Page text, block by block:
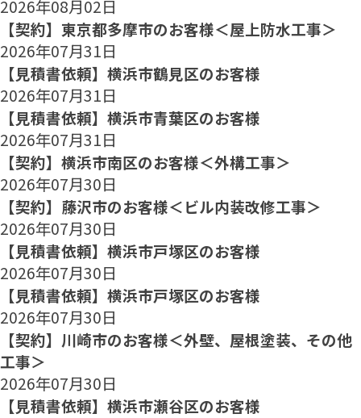
2026年08月02日
【契約】東京都多摩市のお客様＜屋上防水工事＞
2026年07月31日
【見積書依頼】横浜市鶴見区のお客様
2026年07月31日
【見積書依頼】横浜市青葉区のお客様
2026年07月31日
【契約】横浜市南区のお客様＜外構工事＞
2026年07月30日
【契約】藤沢市のお客様＜ビル内装改修工事＞
2026年07月30日
【見積書依頼】横浜市戸塚区のお客様
2026年07月30日
【見積書依頼】横浜市戸塚区のお客様
2026年07月30日
【契約】川崎市のお客様＜外壁、屋根塗装、その他
工事＞
2026年07月30日
【見積書依頼】横浜市瀬谷区のお客様